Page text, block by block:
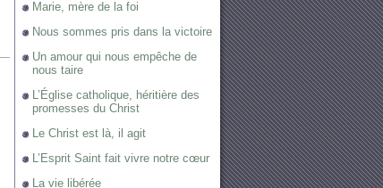
Marie, mère de la foi
Nous sommes pris dans la victoire
Un amour qui nous empêche de
nous taire
L’Église catholique, héritière des
promesses du Christ
Le Christ est là, il agit
L’Esprit Saint fait vivre notre cœur
La vie libérée